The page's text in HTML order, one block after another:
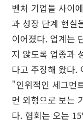
벤처 기업들 사이
과 성장 단계 현실
이어졌다. 업계는
지 않도록 업종과
다고 주장해 왔다.
"인위적인 세그먼
면 외형으로 보는
다. 협회는 오는